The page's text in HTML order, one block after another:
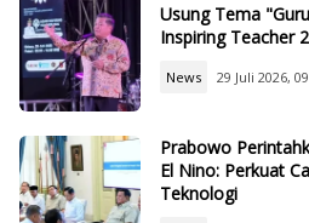
Usung Tema
Inspiring Teacher
News 29 Juli 2026,
Prabowo
El Nino: Perkuat
Teknologi